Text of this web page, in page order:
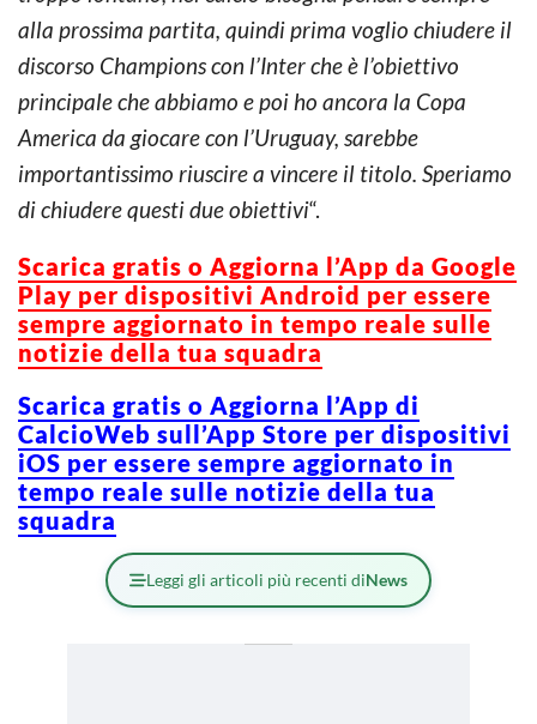
alla prossima partita, quindi prima voglio chiudere il
discorso Champions con l’Inter che è l’obiettivo
principale che abbiamo e poi ho ancora la Copa
America da giocare con l’Uruguay, sarebbe
importantissimo riuscire a vincere il titolo. Speriamo
di chiudere questi due obiettivi“.
Scarica gratis o Aggiorna l’App da Google
Play per dispositivi Android per essere
sempre aggiornato in tempo reale sulle
notizie della tua squadra
Scarica gratis o Aggiorna l’App di
CalcioWeb sull’App Store per dispositivi
iOS per essere sempre aggiornato in
tempo reale sulle notizie della tua
squadra
Leggi gli articoli più recenti diNews